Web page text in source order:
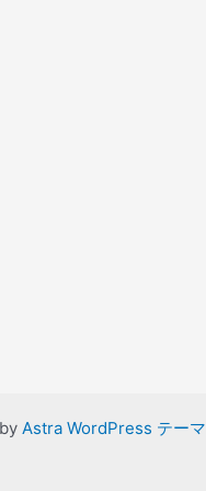
Astra WordPress テーマ